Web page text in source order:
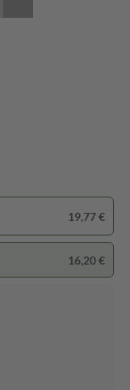
19,77 €
16,20 €